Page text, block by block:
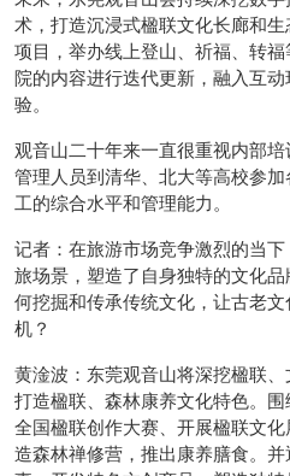
术，打造沉浸式楹联文化长廊和
项目，举办线上登山、祈福、转
院的内容进行迭代更新，融入互
验。
观音山二十年来一直很重视内部
管理人员到清华、北大等高校参
工的综合水平和管理能力。
记者：在旅游市场竞争激烈的当
旅场景，塑造了自身独特的文化
何挖掘和传承传统文化，让古老
机？
黄淦波：东莞观音山将深挖楹联
打造楹联、森林康养文化特色。
全国楹联创作大赛、开展楹联文
造森林禅修营，推出康养膳食。